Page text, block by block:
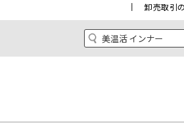
卸売取引
価格が高い順 優先